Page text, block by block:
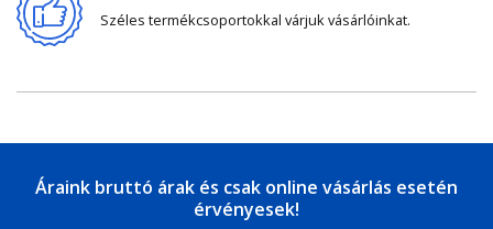
Széles termékcsoportokkal várjuk vásárlóinkat.
Áraink bruttó árak és csak online vásárlás esetén
érvényesek!